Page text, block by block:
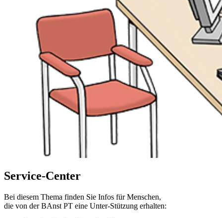
Service-Center
Bei diesem Thema finden Sie Infos für Menschen,
die von der BAnst PT eine Unter-Stützung erhalten: